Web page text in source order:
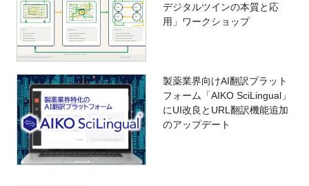
デジタルツインの本質と応
用」ワークショップ
製薬業界向けAI翻訳プラット
フォーム「AIKO SciLingual」
にUI改良とURL翻訳機能追加
のアップデート